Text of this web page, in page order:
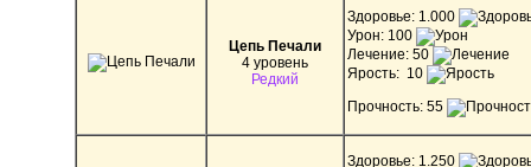
Цепь Печали
4 уровень
Редкий
Здоровье: 1.000
Урон: 100
Лечение: 50
Ярость: 10
Прочность: 55
Здоровье: 1.250